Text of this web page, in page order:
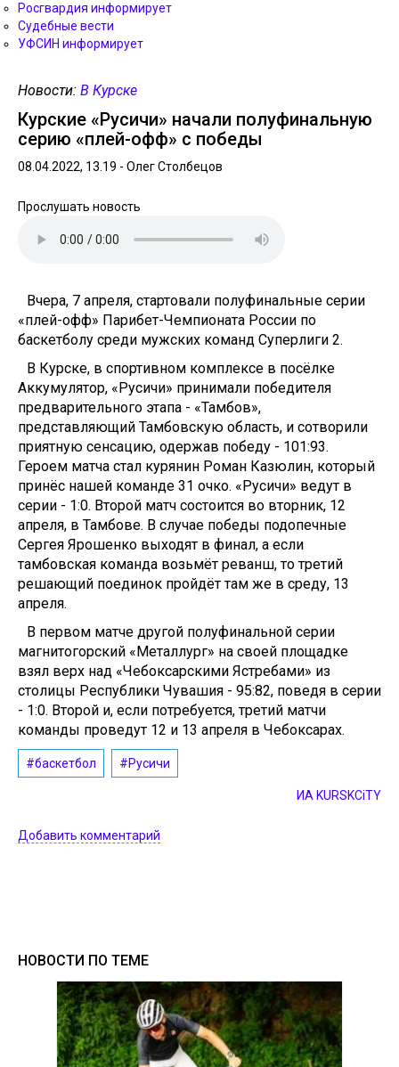
Росгвардия информирует
Судебные вести
УФСИН информирует
Новости: В Курске
Курские «Русичи» начали полуфинальную
серию «плей-офф» с победы
08.04.2022, 13.19 - Олег Столбецов
Прослушать новость
Вчера, 7 апреля, стартовали полуфинальные серии
«плей-офф» Парибет-Чемпионата России по
баскетболу среди мужских команд Суперлиги 2.
В Курске, в спортивном комплексе в посёлке
Аккумулятор, «Русичи» принимали победителя
предварительного этапа - «Тамбов»,
представляющий Тамбовскую область, и сотворили
приятную сенсацию, одержав победу - 101:93.
Героем матча стал курянин Роман Казюлин, который
принёс нашей команде 31 очко. «Русичи» ведут в
серии - 1:0. Второй матч состоится во вторник, 12
апреля, в Тамбове. В случае победы подопечные
Сергея Ярошенко выходят в финал, а если
тамбовская команда возьмёт реванш, то третий
решающий поединок пройдёт там же в среду, 13
апреля.
В первом матче другой полуфинальной серии
магнитогорский «Металлург» на своей площадке
взял верх над «Чебоксарскими Ястребами» из
столицы Республики Чувашия - 95:82, поведя в серии
- 1:0. Второй и, если потребуется, третий матчи
команды проведут 12 и 13 апреля в Чебоксарах.
#баскетбол #Русичи
ИА KURSKCiTY
Добавить комментарий
НОВОСТИ ПО ТЕМЕ